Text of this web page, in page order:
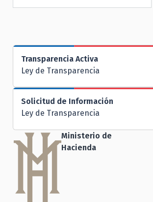
Transparencia Activa
Ley de Transparencia
Solicitud de Información
Ley de Transparencia
Ministerio de
Hacienda